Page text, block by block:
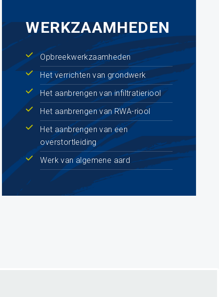
WERKZAAMHEDEN
Opbreekwerkzaamheden
Het verrichten van grondwerk
Het aanbrengen van infiltratieriool
Het aanbrengen van RWA-riool
Het aanbrengen van een
overstortleiding
Werk van algemene aard